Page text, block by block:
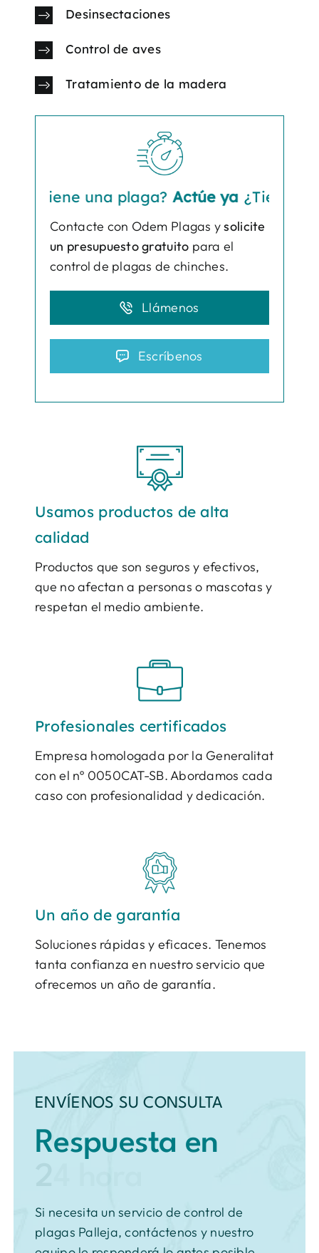
Desinsectaciones
Control de aves
Tratamiento de la madera
una plaga?Actúe ya ¿Tiene una
Contacte con Odem Plagas ysolicite
un presupuesto gratuito para el
control de plagas de chinches.
Llámenos
Escríbenos
Usamos productos de alta
calidad
Productos que son seguros y efectivos,
que no afectan a personas o mascotas y
respetan el medio ambiente.
Profesionales certificados
Empresa homologada por la Generalitat
con el nº 0050CAT-SB. Abordamos cada
caso con profesionalidad y dedicación.
Un año de garantía
Soluciones rápidas y eficaces. Tenemos
tanta confianza en nuestro servicio que
ofrecemos un año de garantía.
ENVÍENOS SU CONSULTA
Respuesta en
Si necesita un servicio de control de
plagas Palleja, contáctenos y nuestro